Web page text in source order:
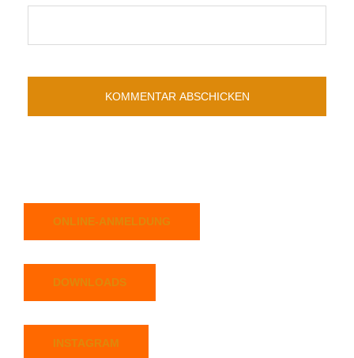
ONLINE-ANMELDUNG
DOWNLOADS
INSTAGRAM